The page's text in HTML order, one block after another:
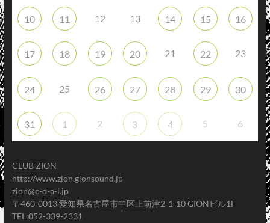
10 11 12 13 14 15 16
17 18 19 20 21 22 23
24 25 26 27 28 29 30
31 1 2 3 4 5 6
CLUB ZION
http://www.zion.gionsound.jp
zion@c-o-a-l.jp
〒460-0013 愛知県名古屋市中区上前津2-1-10 GIONビル1F
TEL:052-339-2331